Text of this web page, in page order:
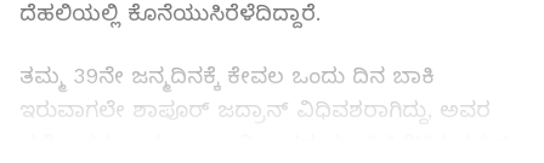
ದೆಹಲಿಯಲ್ಲಿ ಕೊನೆಯುಸಿರೆಳೆದಿದ್ದಾರೆ.
ತಮ್ಮ 39ನೇ ಜನ್ಮದಿನಕ್ಕೆ ಕೇವಲ ಒಂದು ದಿನ ಬಾಕಿ
ಇರುವಾಗಲೇ ಶಾಪೂರ್ ಜದ್ರಾನ್ ವಿಧಿವಶರಾಗಿದ್ದು, ಅವರ